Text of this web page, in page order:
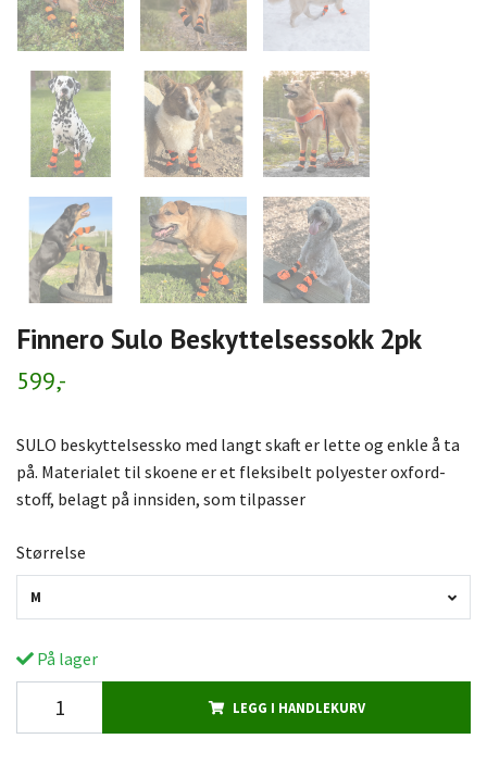
Finnero Sulo Beskyttelsessokk 2pk
599,-
SULO beskyttelsessko med langt skaft er lette og enkle å ta
på. Materialet til skoene er et fleksibelt polyester oxford-
stoff, belagt på innsiden, som tilpasser
Størrelse
M
På lager
LEGG I HANDLEKURV